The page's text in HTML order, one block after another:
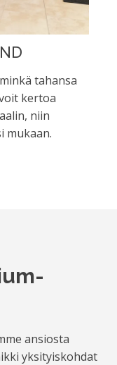
tahansa
kertoa
niin
mukaan.
ansiosta
yksityiskohdat